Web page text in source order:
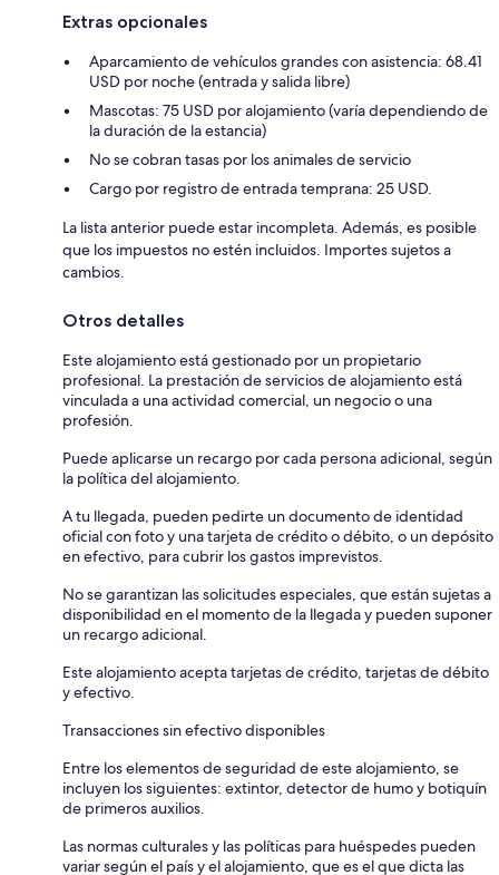
Extras opcionales
Aparcamiento de vehículos grandes con asistencia: 68.41
USD por noche (entrada y salida libre)
Mascotas: 75 USD por alojamiento (varía dependiendo de
la duración de la estancia)
No se cobran tasas por los animales de servicio
Cargo por registro de entrada temprana: 25 USD.
La lista anterior puede estar incompleta. Además, es posible
que los impuestos no estén incluidos. Importes sujetos a
cambios.
Otros detalles
Este alojamiento está gestionado por un propietario
profesional. La prestación de servicios de alojamiento está
vinculada a una actividad comercial, un negocio o una
profesión.
Puede aplicarse un recargo por cada persona adicional, según
la política del alojamiento.
A tu llegada, pueden pedirte un documento de identidad
oficial con foto y una tarjeta de crédito o débito, o un depósito
en efectivo, para cubrir los gastos imprevistos.
No se garantizan las solicitudes especiales, que están sujetas a
disponibilidad en el momento de la llegada y pueden suponer
un recargo adicional.
Este alojamiento acepta tarjetas de crédito, tarjetas de débito
y efectivo.
Transacciones sin efectivo disponibles
Entre los elementos de seguridad de este alojamiento, se
incluyen los siguientes: extintor, detector de humo y botiquín
de primeros auxilios.
Las normas culturales y las políticas para huéspedes pueden
variar según el país y el alojamiento, que es el que dicta las